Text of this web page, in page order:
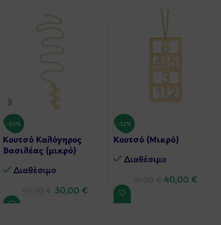
-33%
Κουτσό Καλόγηρος
Βασιλέας (μικρό)
Διαθέσιμo
30,00 €
-22%
Κουτσό (Μικρό)
Διαθέσιμo
40,00 €